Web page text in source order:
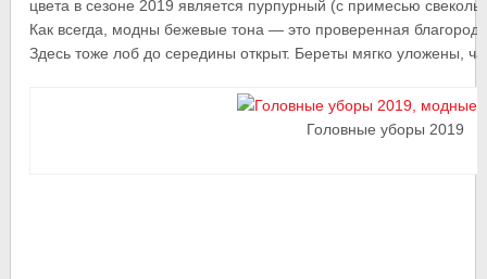
цвета в сезоне 2019 является пурпурный (с примесью
Как всегда, модны бежевые тона — это проверенная
Здесь тоже лоб до середины открыт. Береты мягко уложены,
Головные уборы 2019